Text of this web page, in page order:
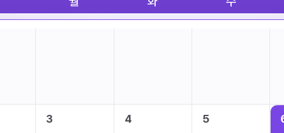
3 4 5